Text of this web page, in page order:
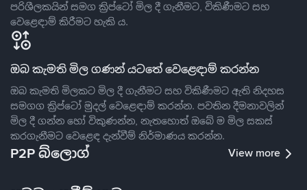
පරිශීලකයින් සමග ක්‍රිප්ටෝ මිල දී ගැනීමට, විකිණීමට සහ
වෙළෙඳාම් කිරීමට හැකි ය.
ඔබ කැමති මිල ගණන් යටතේ වෙළෙඳාම් කරන්න
ඔබ කැමති මිලකට මිල දී ගැනීමට සහ විකිණීමට ඇති නිදහස
සමගග ක්‍රිප්ටෝ මුදල් වෙළෙඳාම් කරන්න. පවතින දීමනාවලින්
මිල දී ගන්න හෝ විකුණන්න, නැතහොත් ඔබේ ම මිල සකස්
කරගැනීමට වෙළෙඳ දැන්වීම් නිර්මාණය කරන්න.
P2P බ්ලොග් View more